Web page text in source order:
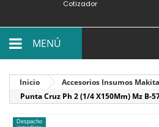
Cotizador
MENÚ
Inicio
Accesorios Insumos Makita
Punta Cruz Ph 2 (1/4 X150Mm) Mz B-
Despacho